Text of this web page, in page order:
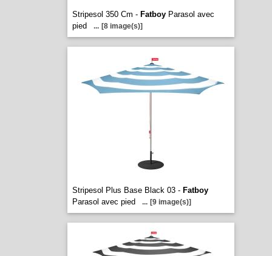
Stripesol 350 Cm - FatboyParasol avec
pied
... [8 image(s)]
Stripesol Plus Base Black 03 - Fatboy
Parasol avec pied
... [9 image(s)]